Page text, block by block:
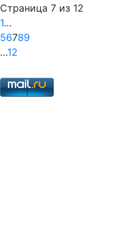
Страница 7 из 12
1…
56789
…12